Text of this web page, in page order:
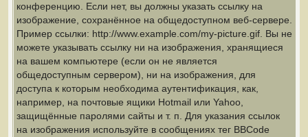
конференцию. Если нет, вы должны указать ссылку на
изображение, сохранённое на общедоступном веб-сервере.
Пример ссылки: http://www.example.com/my-picture.gif. Вы не
можете указывать ссылку ни на изображения, хранящиеся
на вашем компьютере (если он не является
общедоступным сервером), ни на изображения, для
доступа к которым необходима аутентификация, как,
например, на почтовые ящики Hotmail или Yahoo,
защищённые паролями сайты и т. п. Для указания ссылок
на изображения используйте в сообщениях тег BBCode